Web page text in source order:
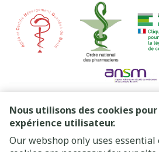
Nous utilisons des cookies
expérience utilisateur.
Our webshop only uses essential
Liens légaux